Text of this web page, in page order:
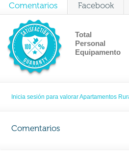
Comentarios Facebook
Total
Personal
Equipamento
Inicia sesión para valorar Apartamentos
Comentarios